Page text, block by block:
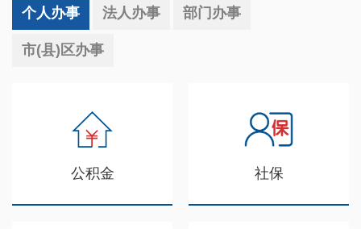
个人办事 法人办事 部门办事
市(县)区办事
公积金 社保